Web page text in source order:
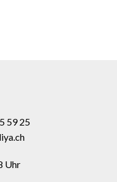
59 25
Uhr